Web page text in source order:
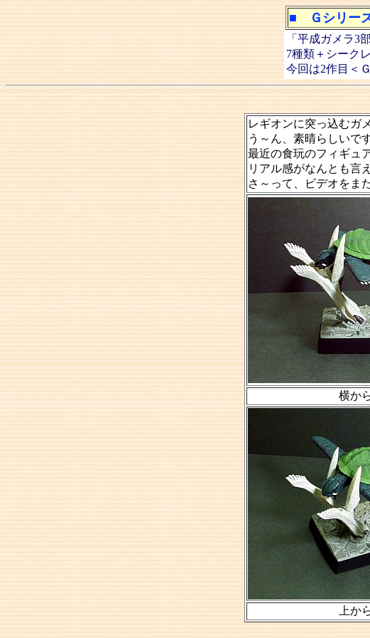
■ Ｇシリー
「平成ガメラ3
7種類＋シーク
今回は2作目＜
レギオンに突っ込むガ
う～ん、素晴らしいで
最近の食玩のフィギュ
リアル感がなんとも言
さ～って、ビデオをま
横か
上か